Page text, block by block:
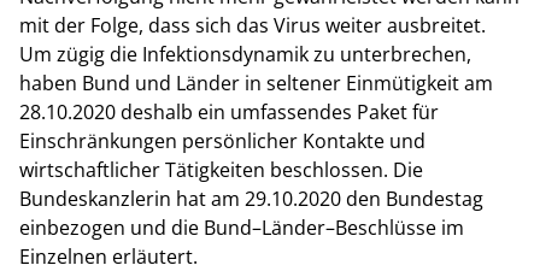
mit der Folge, dass sich das Virus weiter ausbreitet.
Um zügig die Infektionsdynamik zu unterbrechen,
haben Bund und Länder in seltener Einmütigkeit am
28.10.2020 deshalb ein umfassendes Paket für
Einschränkungen persönlicher Kontakte und
wirtschaftlicher Tätigkeiten beschlossen. Die
Bundeskanzlerin hat am 29.10.2020 den Bundestag
einbezogen und die Bund–Länder–Beschlüsse im
Einzelnen erläutert.